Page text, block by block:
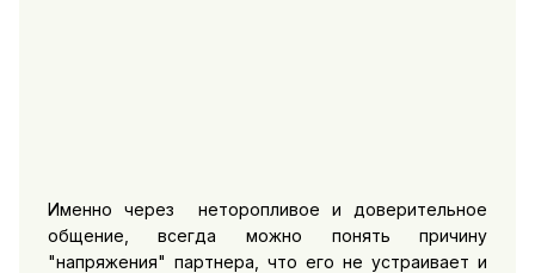
Именно через неторопливое и доверительное
общение, всегда можно понять причину
"напряжения" партнера, что его не устраивает и